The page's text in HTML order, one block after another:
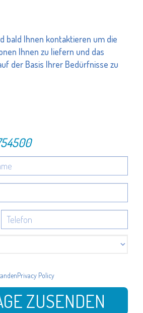
bald Ihnen kontaktieren um die
Ihnen zu liefern und das
der Basis Ihrer Bedürfnisse zu
Privacy Policy
ZUSENDEN